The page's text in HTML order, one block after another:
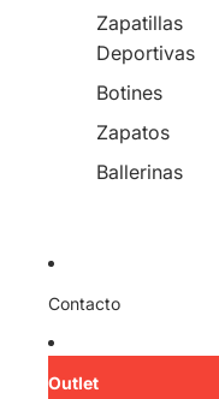
Zapatillas
Deportivas
Botines
Zapatos
Ballerinas
Contacto
Outlet